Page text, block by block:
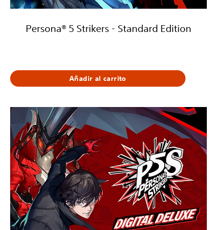
Persona® 5 Strikers - Standard Edition
Añadir al carrito